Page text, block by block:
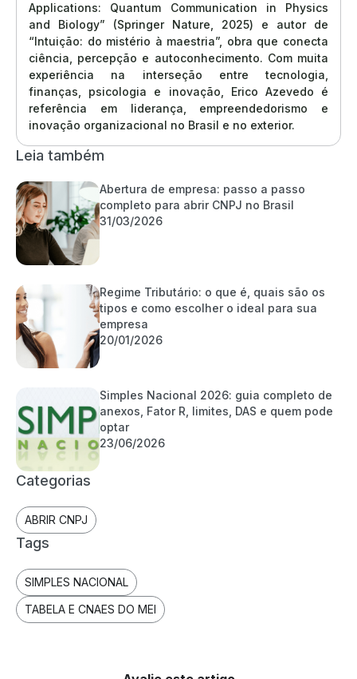
Applications: Quantum Communication in Physics
and Biology” (Springer Nature, 2025) e autor de
“Intuição: do mistério à maestria”, obra que conecta
ciência, percepção e autoconhecimento. Com muita
experiência na interseção entre tecnologia,
finanças, psicologia e inovação, Erico Azevedo é
referência em liderança, empreendedorismo e
inovação organizacional no Brasil e no exterior.
Leia também
Abertura de empresa: passo a passo
completo para abrir CNPJ no Brasil
31/03/2026
Regime Tributário: o que é, quais são os
tipos e como escolher o ideal para sua
empresa
20/01/2026
Simples Nacional 2026: guia completo de
anexos, Fator R, limites, DAS e quem pode
optar
23/06/2026
Categorias
ABRIR CNPJ
Tags
SIMPLES NACIONAL
TABELA E CNAES DO MEI